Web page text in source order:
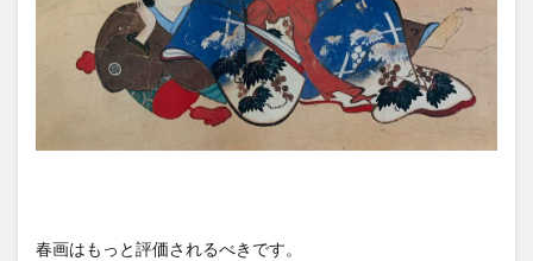
春画はもっと評価されるべきです。